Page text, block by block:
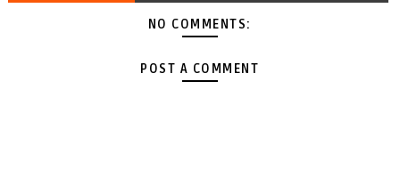
NO COMMENTS:
POST A COMMENT